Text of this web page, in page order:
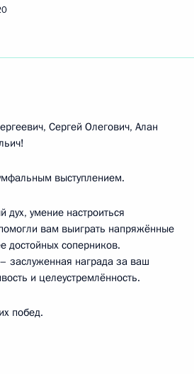
Сергей Олегович, Алан
выступлением.
дух, умение настроиться
вам выиграть напряжённые
достойных соперников.
заслуженная награда за ваш
и целеустремлённость.
побед.